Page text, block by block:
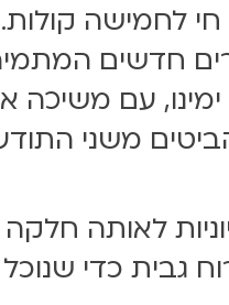
חי לחמישה
חדשים
ימינו, עם
משני
גבית כדי